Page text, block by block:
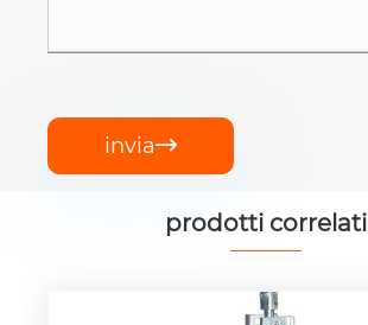
invia
prodotti correlati